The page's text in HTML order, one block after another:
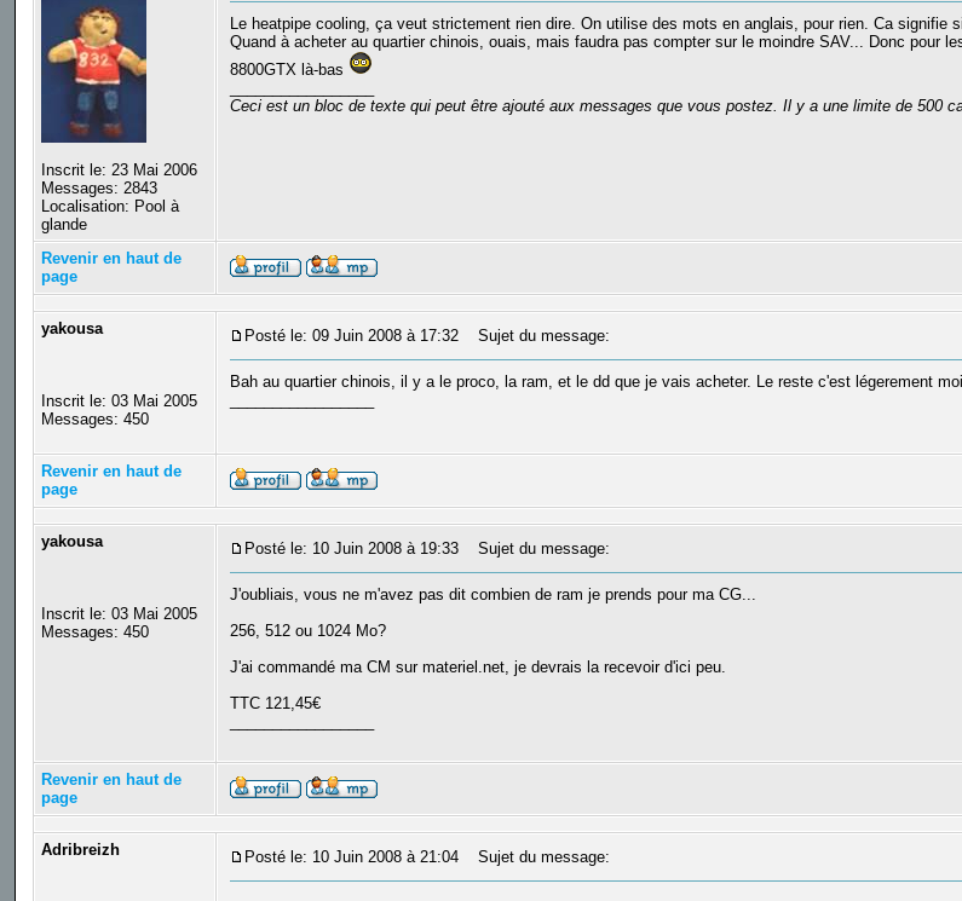
Inscrit le: 23 Mai 2006
Messages: 2843
Localisation: Pool à
glande
Le heatpipe cooling, ça veut strictement rien dire. On utilise des mots en anglais, pour rien. Ca signifie
Quand à acheter au quartier chinois, ouais, mais faudra pas compter sur le moindre SAV... Donc pour
8800GTX là-bas
Ceci est un bloc de texte qui peut être ajouté aux messages que vous postez. Il y a une limite de 500
Revenir en haut de
page
yakousa
Inscrit le: 03 Mai 2005
Messages: 450
Posté le: 09 Juin 2008 à 17:32 Sujet du message:
Bah au quartier chinois, il y a le proco, la ram, et le dd que je vais acheter. Le reste c'est légerement
Revenir en haut de
page
yakousa
Inscrit le: 03 Mai 2005
Messages: 450
Posté le: 10 Juin 2008 à 19:33 Sujet du message:
J'oubliais, vous ne m'avez pas dit combien de ram je prends pour ma CG...
256, 512 ou 1024 Mo?
J'ai commandé ma CM sur materiel.net, je devrais la recevoir d'ici peu.
TTC 121,45€
Revenir en haut de
page
Adribreizh Posté le: 10 Juin 2008 à 21:04 Sujet du message: